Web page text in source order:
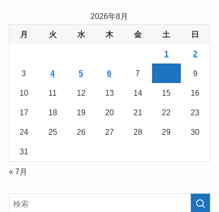
2026年8月
月 火 水 木 金 土 日
1 2
3 4 5 6 7 9
10 11 12 13 14 15 16
17 18 19 20 21 22 23
24 25 26 27 28 29 30
31
« 7月